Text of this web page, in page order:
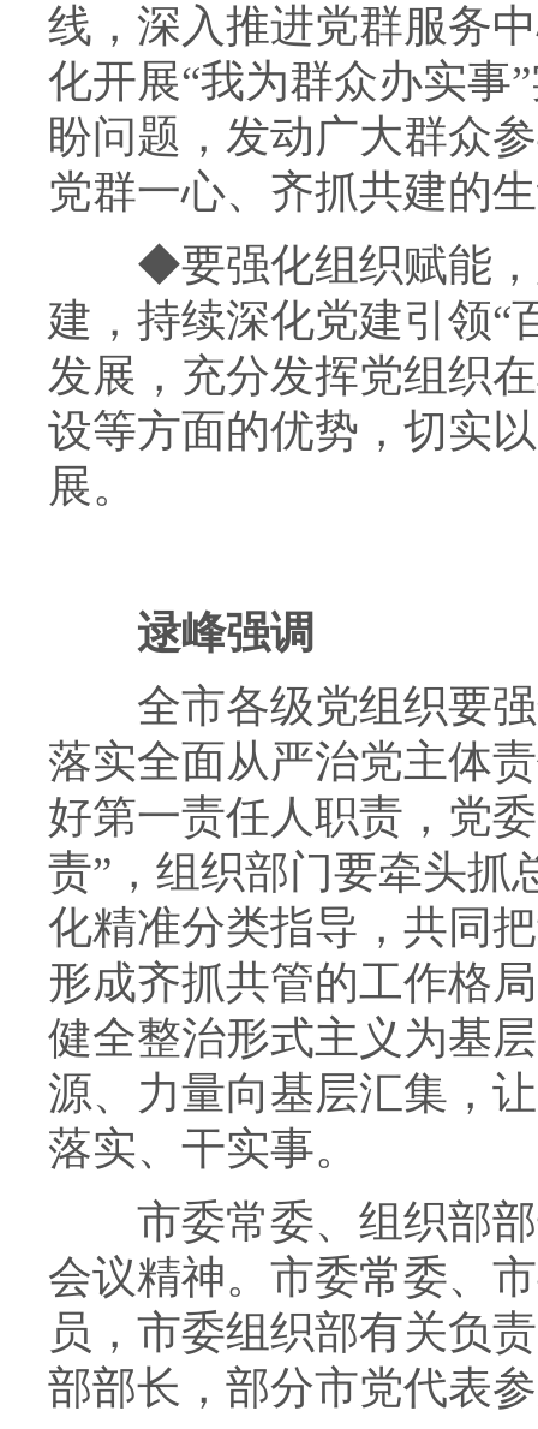
线，深入推进党群服务
化开展“我为群众办实事
盼问题，发动广大群众
党群一心、齐抓共建的
◆要强化组织赋能
建，持续深化党建引领“
发展，充分发挥党组织
设等方面的优势，切实
展。
逯峰强调
全市各级党组织要强
落实全面从严治党主体
好第一责任人职责，党
责”，组织部门要牵头抓
化精准分类指导，共同
形成齐抓共管的工作格
健全整治形式主义为基
源、力量向基层汇集，
落实、干实事。
市委常委、组织部部
会议精神。市委常委、
员，市委组织部有关负
部部长，部分市党代表